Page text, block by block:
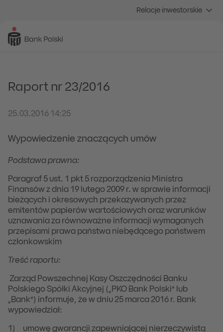
Relacje inwestorskie
Raport nr 23/2016
25.03.2016 14:25
Wypowiedzenie znaczących umów
Podstawa prawna:
Paragraf 5 ust. 1 pkt 5 rozporządzenia Ministra
Finansów z dnia 19 lutego 2009 r. w sprawie informacji
bieżących i okresowych przekazywanych przez
emitentów papierów wartościowych oraz warunków
uznawania za równoważne informacji wymaganych
przepisami prawa państwa niebędącego państwem
członkowskim
Treść raportu:
Zarząd Powszechnej Kasy Oszczędności Banku
Polskiego Spółki Akcyjnej („PKO Bank Polski” lub
„Bank”) informuje, że w dniu 25 marca 2016 r. Bank
wypowiedział:
1) umowę gwarancji zapewniającej nierzeczywistą